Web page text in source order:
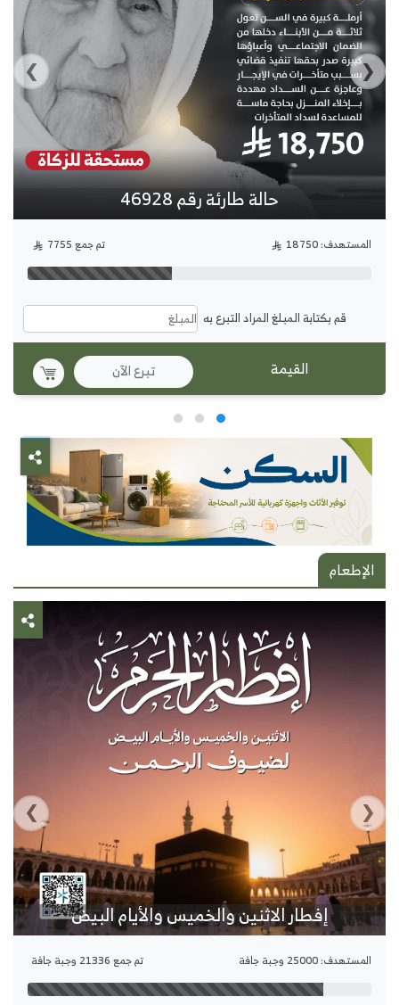
حالة طارئة رقم 46928
المستهدف: 18750 تم جمع 7755
قم بكتابة المبلغ المراد التبرع به
تبرع الآن
‹
›
الإطعام
إفطار الاثنين والخميس والأيام البيض
المستهدف: 25000 وجبة جافة تم جمع 21336 وجبة جافة
‹
›